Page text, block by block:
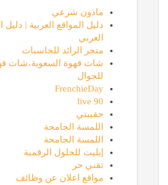
ماذون شرعي
دليل المواقع العربية |
العربي
متجر الرائد للحاسبات
شات قهوة السعوية،شات
للجوال
FrenchieDay
90 live
حقيبتي
اللمسة الجامحة
اللمسة الجامحة
إيليت للحلول الرقمية
تقني حر
مواقع اعلان عن وظائف